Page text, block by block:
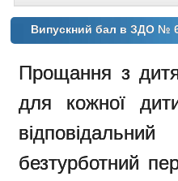
Випускний бал в ЗДО №
Прощання з
для кожної
безтурботний